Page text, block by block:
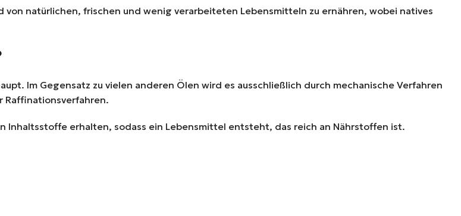
natürlichen, frischen und wenig verarbeiteten Lebensmitteln zu ernähren, wobei natives
Im Gegensatz zu vielen anderen Ölen wird es ausschließlich durch mechanische Verfahren
Raffinationsverfahren.
Inhaltsstoffe erhalten, sodass ein Lebensmittel entsteht, das reich an Nährstoffen ist.